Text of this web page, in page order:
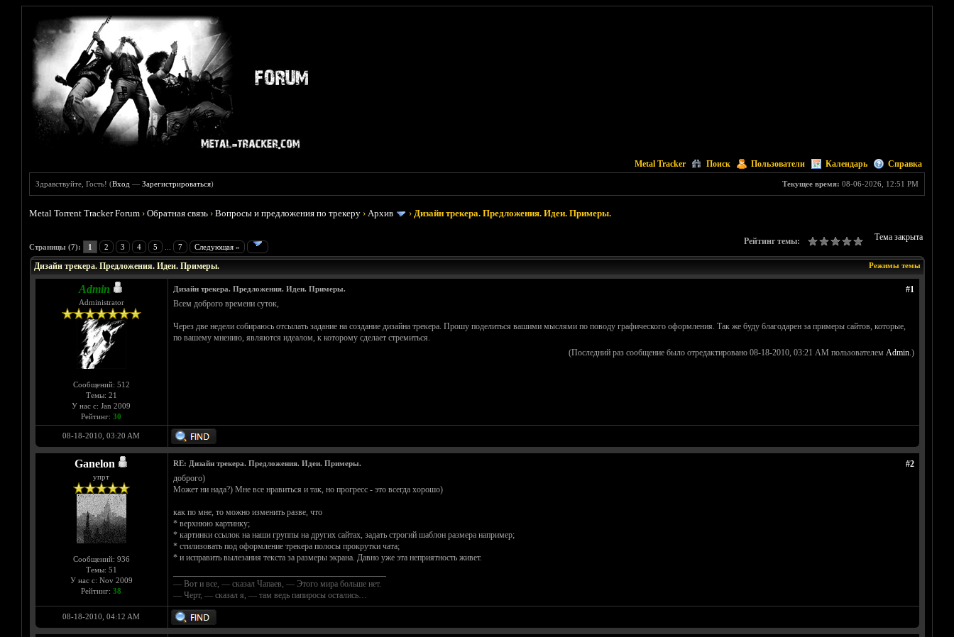
Metal Tracker Поиск Пользователи Календарь Справка
Текущее время: 08-06-2026, 12:51 PM
Здравствуйте, Гость! (Вход —Зарегистрироваться)
Metal Torrent Tracker Forum ›Обратная связь ›Вопросы и предложения по трекеру ›Архив ›Дизайн трекера. Предложения. Идеи. Примеры.
Страницы (7): 1 2 3 4 5 7 Следующая »
Тема закрыта
Рейтинг темы:
Голосов: 0 - Средняя оценка: 0
1
2
3
4
5
Режимы темы
Дизайн трекера. Предложения. Идеи. Примеры.
Admin
Administrator
Сообщений: 512
Темы: 21
У нас с: Jan 2009
Рейтинг: 30
#1
Дизайн трекера. Предложения. Идеи. Примеры.
Всем доброго времени суток,
Через две недели собираюсь отсылать задание на создание дизайна трекера. Прошу поделиться вашими мыслями по поводу графического оформления. Так же буду благодарен за примеры сайтов, которые,
по вашему мнению, являются идеалом, к которому сделает стремиться.
(Последний раз сообщение было отредактировано 08-18-2010, 03:21 AM пользователем Admin.)
08-18-2010, 03:20 AM
Ganelon
упрт
Сообщений: 936
Темы: 51
У нас с: Nov 2009
Рейтинг: 38
#2
RE: Дизайн трекера. Предложения. Идеи. Примеры.
доброго)
Может ни нада?) Мне все нравиться и так, но прогресс - это всегда хорошо)
как по мне, то можно изменить разве, что
* верхнюю картинку;
* картинки ссылок на наши группы на других сайтах, задать строгий шаблон размера например;
* стилизовать под оформление трекера полосы прокрутки чата;
* и исправить вылезания текста за размеры экрана. Давно уже эта неприятность живет.
— Вот и все, — сказал Чапаев, — Этого мира больше нет.
— Черт, — сказал я, — там ведь папиросы остались…
08-18-2010, 04:12 AM